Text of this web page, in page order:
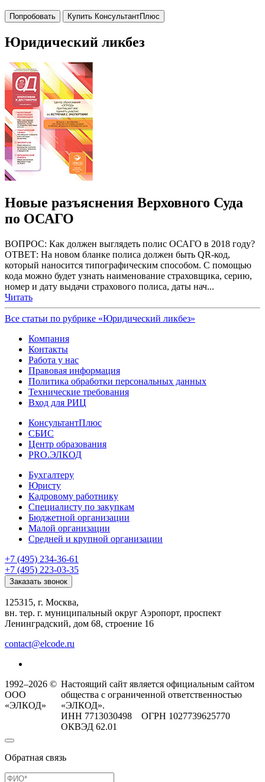
Попробовать Купить КонсультантПлюс
Юридический ликбез
Новые разъяснения Верховного Суда
по ОСАГО
ВОПРОС: Как должен выглядеть полис ОСАГО в 2018 году?
ОТВЕТ: На новом бланке полиса должен быть QR-код,
который наносится типографическим способом. С помощью
кода можно будет узнать наименование страховщика, серию,
номер и дату выдачи страхового полиса, даты нач...
Читать
Все статьи по рубрике «Юридический ликбез»
Компания
Контакты
Работа у нас
Правовая информация
Политика обработки персональных данных
Технические требования
Вход для РИЦ
КонсультантПлюс
СБИС
Центр образования
PRO.ЭЛКОД
Бухгалтеру
Юристу
Кадровому работнику
Специалисту по закупкам
Бюджетной организации
Малой организации
Средней и крупной организации
+7 (495) 234-36-61
+7 (495) 223-03-35
Заказать звонок
125315, г. Москва,
вн. тер. г. муниципальный округ Аэропорт, проспект
Ленинградский, дом 68, строение 16
contact@elcode.ru
1992–2026 ©
ООО
«ЭЛКОД»
Настоящий сайт является официальным сайтом
общества с ограниченной ответственностью
«ЭЛКОД».
ИНН 7713030498 ОГРН 1027739625770
ОКВЭД 62.01
Обратная связь